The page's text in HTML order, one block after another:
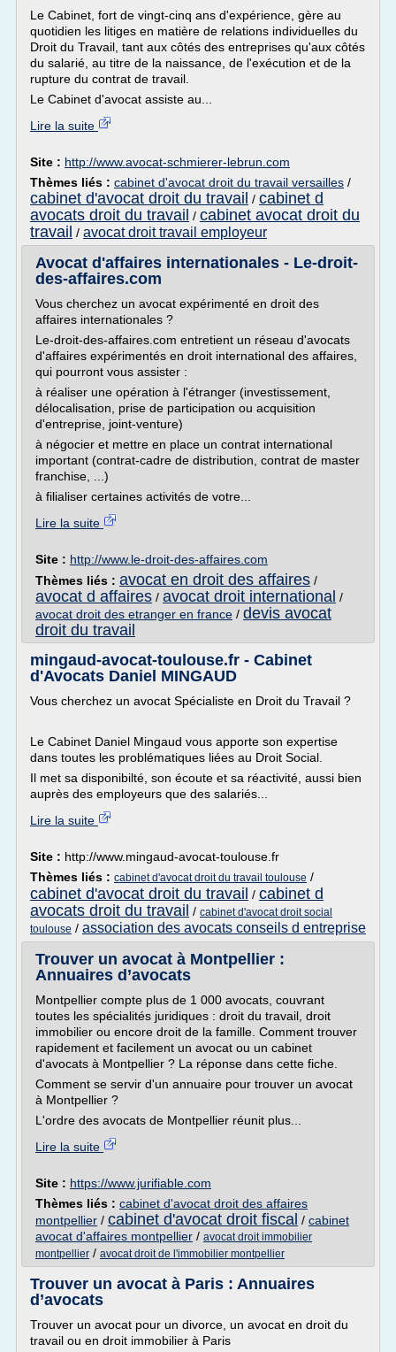
Le Cabinet, fort de vingt-cinq ans d'expérience, gère au
quotidien les litiges en matière de relations individuelles du
Droit du Travail, tant aux côtés des entreprises qu'aux côtés
du salarié, au titre de la naissance, de l'exécution et de la
rupture du contrat de travail.
Le Cabinet d'avocat assiste au...
Lire la suite
Site : http://www.avocat-schmierer-lebrun.com
Thèmes liés : cabinet d'avocat droit du travail versailles /
cabinet d'avocat droit du travail / cabinet d
avocats droit du travail / cabinet avocat droit du
travail / avocat droit travail employeur
Avocat d'affaires internationales - Le-droit-
des-affaires.com
Vous cherchez un avocat expérimenté en droit des
affaires internationales ?
Le-droit-des-affaires.com entretient un réseau d'avocats
d'affaires expérimentés en droit international des affaires,
qui pourront vous assister :
à réaliser une opération à l'étranger (investissement,
délocalisation, prise de participation ou acquisition
d'entreprise, joint-venture)
à négocier et mettre en place un contrat international
important (contrat-cadre de distribution, contrat de master
franchise, ...)
à filialiser certaines activités de votre...
Lire la suite
Site : http://www.le-droit-des-affaires.com
Thèmes liés : avocat en droit des affaires /
avocat d affaires / avocat droit international /
avocat droit des etranger en france / devis avocat
droit du travail
mingaud-avocat-toulouse.fr - Cabinet
d'Avocats Daniel MINGAUD
Vous cherchez un avocat Spécialiste en Droit du Travail ?
Le Cabinet Daniel Mingaud vous apporte son expertise
dans toutes les problématiques liées au Droit Social.
Il met sa disponibilté, son écoute et sa réactivité, aussi bien
auprès des employeurs que des salariés...
Lire la suite
Site : http://www.mingaud-avocat-toulouse.fr
Thèmes liés : cabinet d'avocat droit du travail toulouse /
cabinet d'avocat droit du travail / cabinet d
avocats droit du travail / cabinet d'avocat droit social
toulouse / association des avocats conseils d entreprise
Trouver un avocat à Montpellier :
Annuaires d’avocats
Montpellier compte plus de 1 000 avocats, couvrant
toutes les spécialités juridiques : droit du travail, droit
immobilier ou encore droit de la famille. Comment trouver
rapidement et facilement un avocat ou un cabinet
d'avocats à Montpellier ? La réponse dans cette fiche.
Comment se servir d'un annuaire pour trouver un avocat
à Montpellier ?
L'ordre des avocats de Montpellier réunit plus...
Lire la suite
Site : https://www.jurifiable.com
Thèmes liés : cabinet d'avocat droit des affaires
montpellier / cabinet d'avocat droit fiscal / cabinet
avocat d'affaires montpellier / avocat droit immobilier
montpellier / avocat droit de l'immobilier montpellier
Trouver un avocat à Paris : Annuaires
d’avocats
Trouver un avocat pour un divorce, un avocat en droit du
travail ou en droit immobilier à Paris